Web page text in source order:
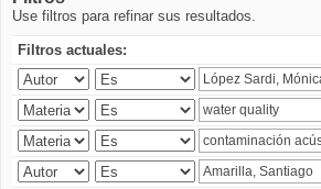
Use filtros para refinar sus resultados.
Filtros actuales: